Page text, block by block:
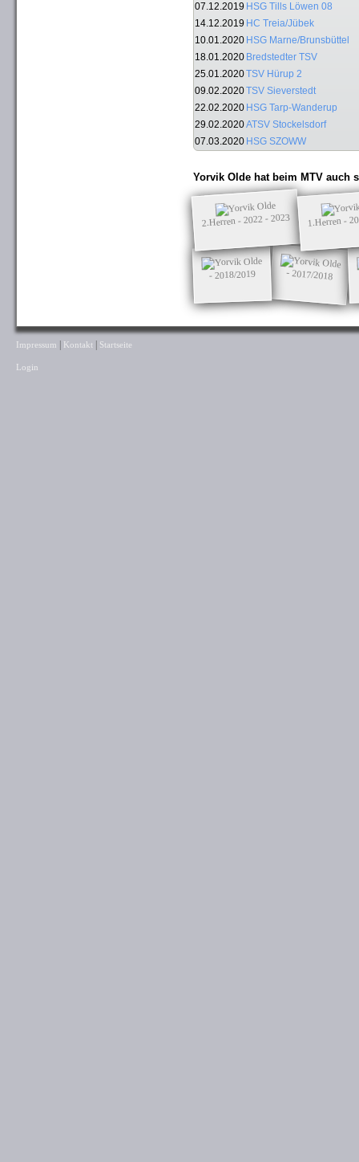
07.12.2019 HSG Tills Löwen 08
14.12.2019 HC Treia/Jübek
10.01.2020 HSG Marne/Brunsbüttel
18.01.2020 Bredstedter TSV
25.01.2020TSV Hürup 2
09.02.2020TSV Sieverstedt
22.02.2020 HSG Tarp-Wanderup
29.02.2020ATSV Stockelsdorf
07.03.2020 HSG SZOWW
Yorvik Olde hat beim MTV auch
2.Herren - 2022 - 2023 1.Herren -
- 2018/2019 - 2017/2018
Impressum | Kontakt | Startseite
Login